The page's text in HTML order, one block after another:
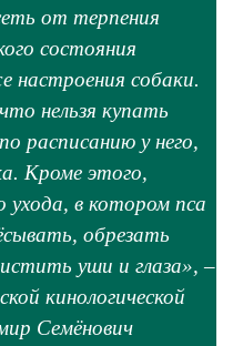
от терпения
состояния
собаки.
нельзя купать
расписанию у него,
Кроме этого,
ухода, в котором пса
обрезать
уши и глаза», –
кинологической
Семёнович